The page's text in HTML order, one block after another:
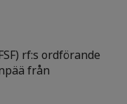
rf:s ordförande
från